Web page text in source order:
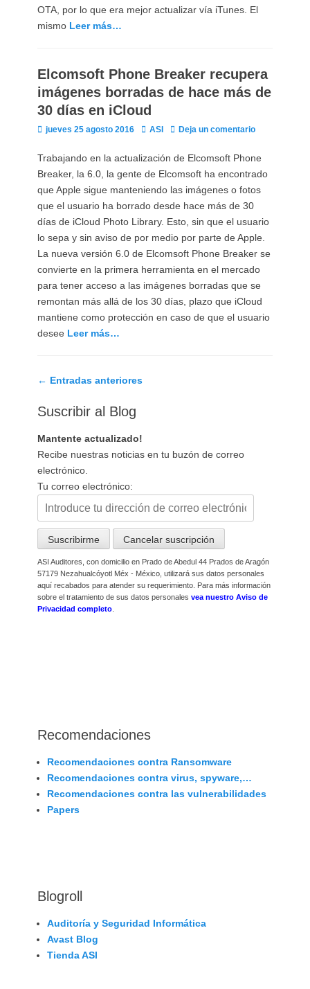
OTA, por lo que era mejor actualizar vía iTunes. El
mismo Leer más…
Elcomsoft Phone Breaker recupera
imágenes borradas de hace más de
30 días en iCloud
Publicado
jueves 25 agosto 2016 Autor
ASI Deja un comentario
Trabajando en la actualización de Elcomsoft Phone
Breaker, la 6.0, la gente de Elcomsoft ha encontrado
que Apple sigue manteniendo las imágenes o fotos
que el usuario ha borrado desde hace más de 30
días de iCloud Photo Library. Esto, sin que el usuario
lo sepa y sin aviso de por medio por parte de Apple.
La nueva versión 6.0 de Elcomsoft Phone Breaker se
convierte en la primera herramienta en el mercado
para tener acceso a las imágenes borradas que se
remontan más allá de los 30 días, plazo que iCloud
mantiene como protección en caso de que el usuario
desee Leer más…
Navegación
entradas
← Entradas anteriores
Suscribir al Blog
Mantente actualizado!
Recibe nuestras noticias en tu buzón de correo
electrónico.
Tu correo electrónico:
ASI Auditores, con domicilio en Prado de Abedul 44 Prados de Aragón
57179 Nezahualcóyotl Méx - México, utilizará sus datos personales
aquí recabados para atender su requerimiento. Para más información
sobre el tratamiento de sus datos personales vea nuestro Aviso de
Privacidad completo
Recomendaciones
Recomendaciones contra Ransomware
Recomendaciones contra virus, spyware,…
Recomendaciones contra las vulnerabilidades
Papers
Blogroll
Auditoría y Seguridad Informática
Avast Blog
Tienda ASI